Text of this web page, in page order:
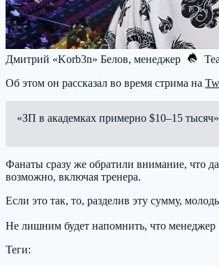
Дмитрий «Korb3n» Белов, менеджер
Об этом он рассказал во время стрима на
«ЗП в академках примерно $10–15 тысяч»
Фанаты сразу же обратили внимание, что
возможно, включая тренера.
Если это так, то, разделив эту сумму,
Не лишним будет напомнить, что менеджер
Теги: